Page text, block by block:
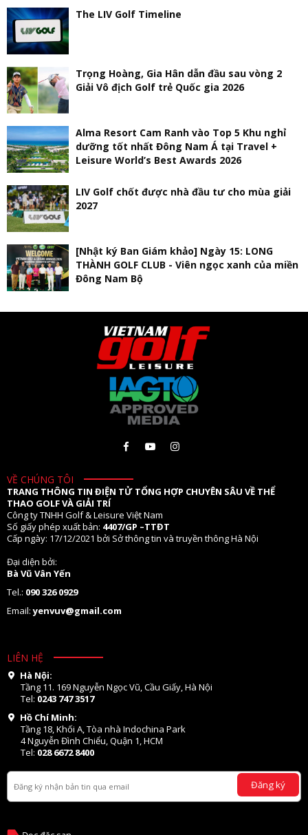
The LIV Golf Timeline
Trọng Hoàng, Gia Hân dẫn đầu sau vòng 2
Giải Vô địch Golf trẻ Quốc gia 2026
Alma Resort Cam Ranh vào Top 5 Khu nghỉ
dưỡng tốt nhất Đông Nam Á tại Travel +
Leisure World’s Best Awards 2026
LIV Golf chốt được nhà đầu tư cho mùa giải
2027
[Nhật ký Ban Giám khảo] Ngày 15: LONG
THÀNH GOLF CLUB - Viên ngọc xanh của miền
Đông Nam Bộ
VỀ CHÚNG TÔI
TRANG THÔNG TIN ĐIỆN TỬ TỔNG HỢP CHUYÊN SÂU VỀ THỂ
THAO GOLF VÀ GIẢI TRÍ
Công ty TNHH Golf & Leisure Việt Nam
Số giấy phép xuất bản: 4407/GP –TTĐT
Cấp ngày: 17/12/2021 bởi Sở thông tin và truyền thông Hà Nội
Đại diện bởi:
Bà Vũ Vân Yến
Tel.: 090 326 0929
Email:yenvuv@gmail.com
LIÊN HỆ
Hà Nội:
Tầng 11. 169 Nguyễn Ngọc Vũ, Cầu Giấy, Hà Nội
Tel: 0243 747 3517
Hồ Chí Minh:
Tầng 18, Khối A, Tòa nhà Indochina Park
4 Nguyễn Đình Chiểu, Quận 1, HCM
Tel: 028 6672 8400
Đăng ký